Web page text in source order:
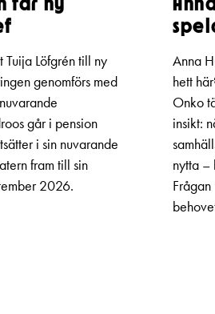
Tuija Löfgrén till ny
genomförs med
går i pension
i sin nuvarande
fram till sin
2026.
Anna
hett
Onko
insikt:
nytta –